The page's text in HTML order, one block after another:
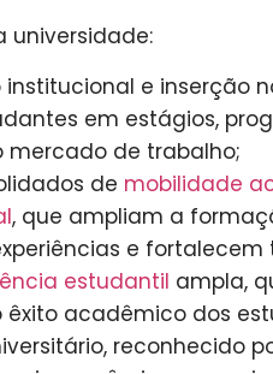
universidade:
institucional e inserção
em estágios,
mercado de trabalho;
de mobilidade
, que ampliam a
e
estudantil ampla,
acadêmico dos
reconhecido